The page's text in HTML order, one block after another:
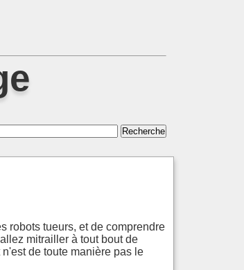
robots tueurs, et de comprendre
mitrailler à tout bout de
de toute manière pas le